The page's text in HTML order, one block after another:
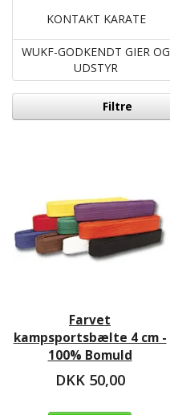
KONTAKT KARATE
WUKF-GODKENDT GIER OG
UDSTYR
Filtre
Farvet
kampsportsbælte 4 cm -
100% Bomuld
DKK 50,00